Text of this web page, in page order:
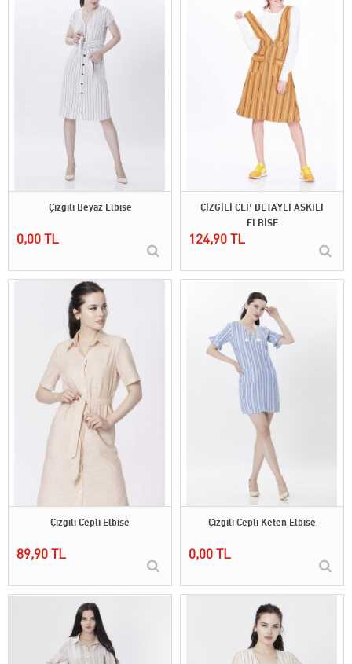
Çizgili Beyaz Elbise
0,00 TL
ÇİZGİLİ CEP DETAYLI ASKILI
ELBİSE
124,90 TL
Çizgili Cepli Elbise
89,90 TL
Çizgili Cepli Keten Elbise
0,00 TL